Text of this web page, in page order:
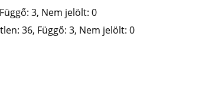
3, Nem jelölt: 0
36, Függő: 3, Nem jelölt: 0